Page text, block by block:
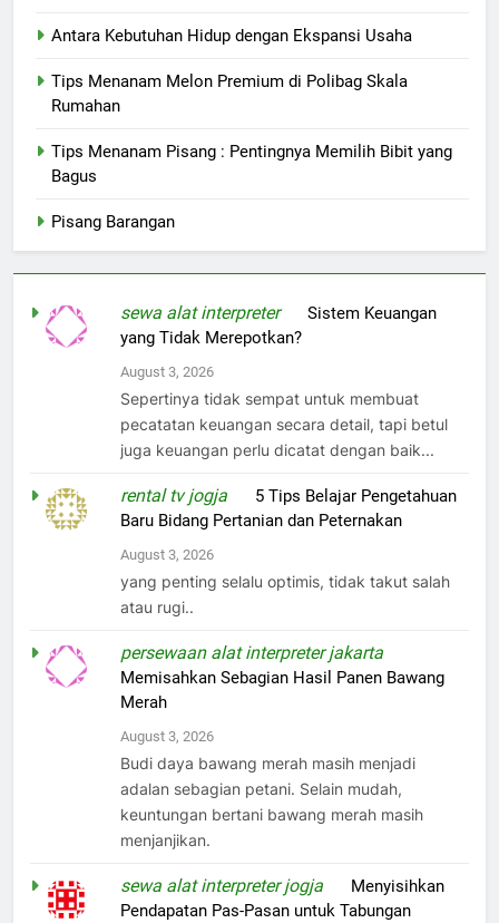
Antara Kebutuhan Hidup dengan Ekspansi Usaha
Tips Menanam Melon Premium di Polibag Skala
Rumahan
Tips Menanam Pisang : Pentingnya Memilih Bibit yang
Bagus
Pisang Barangan
sewa alat interpreteronSistem Keuangan
yang Tidak Merepotkan?
August 3, 2026
Sepertinya tidak sempat untuk membuat
pecatatan keuangan secara detail, tapi betul
juga keuangan perlu dicatat dengan baik...
rental tv jogja
5 Tips Belajar Pengetahuan
Baru Bidang Pertanian dan Peternakan
August 3, 2026
yang penting selalu optimis, tidak takut salah
atau rugi..
persewaan alat interpreter jakarta
Memisahkan Sebagian Hasil Panen Bawang
Merah
August 3, 2026
Budi daya bawang merah masih menjadi
adalan sebagian petani. Selain mudah,
keuntungan bertani bawang merah masih
menjanjikan.
sewa alat interpreter jogja
Menyisihkan
Pendapatan Pas-Pasan untuk Tabungan